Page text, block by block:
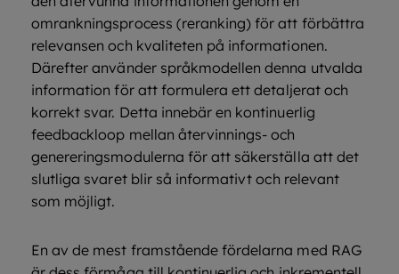
omrankningsprocess (reranking) för att förbättra
relevansen och kvaliteten på informationen.
Därefter använder språkmodellen denna utvalda
information för att formulera ett detaljerat och
korrekt svar. Detta innebär en kontinuerlig
feedbackloop mellan återvinnings- och
genereringsmodulerna för att säkerställa att det
slutliga svaret blir så informativt och relevant
som möjligt.
En av de mest framstående fördelarna med RAG